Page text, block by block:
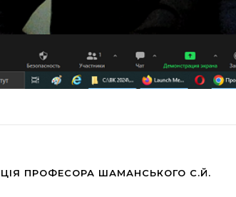
ПРОФЕСОРА ШАМАНСЬКОГО С.Й.